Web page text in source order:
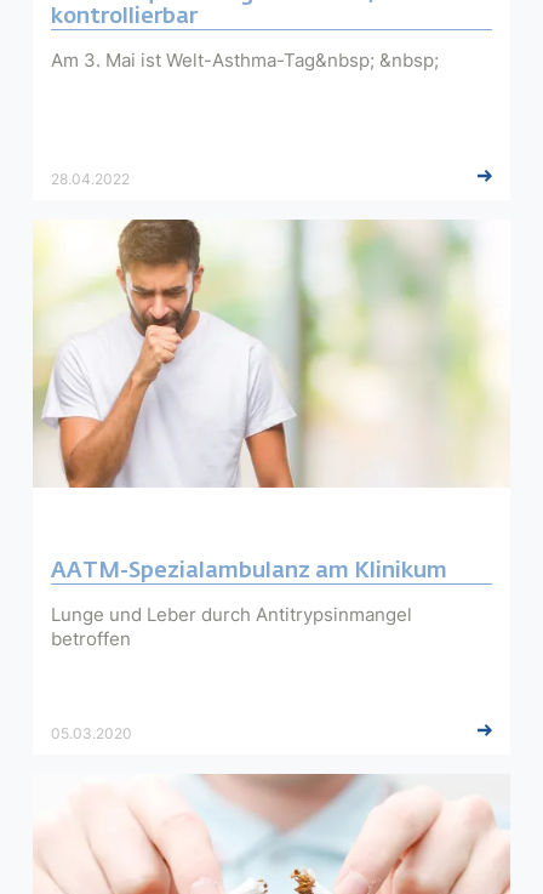
kontrollierbar
Am 3. Mai ist Welt-Asthma-Tag&nbsp; &nbsp;
28.04.2022
AATM-Spezialambulanz am Klinikum
Lunge und Leber durch Antitrypsinmangel
betroffen
05.03.2020